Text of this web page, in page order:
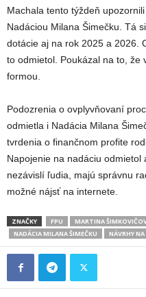
Machala tento týždeň
Nadáciou Milana Šimečku. Tá
dotácie aj na rok 2025 a 2026.
to odmietol. Poukázal na to, že
formou.
Podozrenia o ovplyvňovaní
odmietla i Nadácia Milana
tvrdenia o finančnom profite
Napojenie na nadáciu
nezávislí ľudia, majú správnu
možné nájsť na internete.
ZNAČKY FPU MARTINA
NADÁCIA MILANA ŠIMEČKU
NÁVRHY